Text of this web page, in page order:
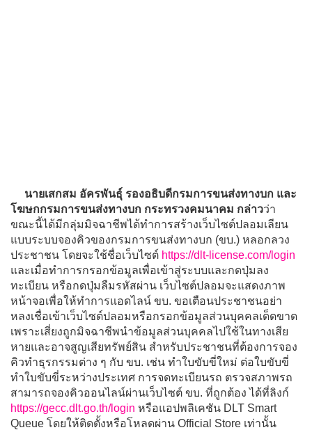
นายเสกสม อัครพันธุ์ รองอธิบดีกรมการขนส่งทางบก และ
โฆษกกรมการขนส่งทางบก กระทรวงคมนาคม กล่าวว่า
ขณะนี้ได้มีกลุ่มมิจฉาชีพได้ทำการสร้างเว็บไซต์ปลอมเลียน
แบบระบบจองคิวของกรมการขนส่งทางบก (ขบ.) หลอกลวง
ประชาชน โดยจะใช้ชื่อเว็บไซต์ https://dlt-license.com/login
และเมื่อทำการกรอกข้อมูลเพื่อเข้าสู่ระบบและกดปุ่มลง
ทะเบียน หรือกดปุ่มลืมรหัสผ่าน เว็บไซต์ปลอมจะแสดงภาพ
หน้าจอเพื่อให้ทำการแอดไลน์ ขบ. ขอเตือนประชาชนอย่า
หลงเชื่อเข้าเว็บไซต์ปลอมหรือกรอกข้อมูลส่วนบุคคลเด็ดขาด
เพราะเสี่ยงถูกมิจฉาชีพนำข้อมูลส่วนบุคคลไปใช้ในทางเสีย
หายและอาจสูญเสียทรัพย์สิน สำหรับประชาชนที่ต้องการจอง
คิวทำธุรกรรมต่าง ๆ กับ ขบ. เช่น ทำใบขับขี่ใหม่ ต่อใบขับขี่
ทำใบขับขี่ระหว่างประเทศ การจดทะเบียนรถ ตรวจสภาพรถ
สามารถจองคิวออนไลน์ผ่านเว็บไซต์ ขบ. ที่ถูกต้อง ได้ที่ลิงก์
https://gecc.dlt.go.th/login หรือแอปพลิเคชัน DLT Smart
Queue โดยให้ติดตั้งหรือโหลดผ่าน Official Store เท่านั้น